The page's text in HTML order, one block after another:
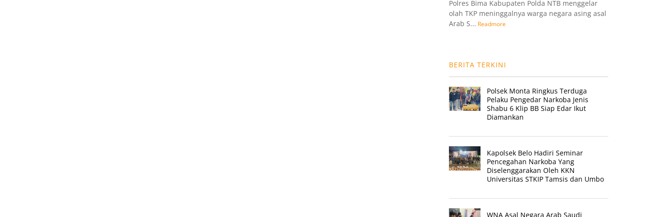
Polres Bima Kabupaten Polda NTB menggelar
olah TKP meninggalnya warga negara asing asal
Arab S... Readmore
BERITA TERKINI
Polsek Monta Ringkus Terduga
Pelaku Pengedar Narkoba Jenis
Shabu 6 Klip BB Siap Edar Ikut
Diamankan
Kapolsek Belo Hadiri Seminar
Pencegahan Narkoba Yang
Diselenggarakan Oleh KKN
Universitas STKIP Tamsis dan Umbo
WNA Asal Negara Arab Saudi